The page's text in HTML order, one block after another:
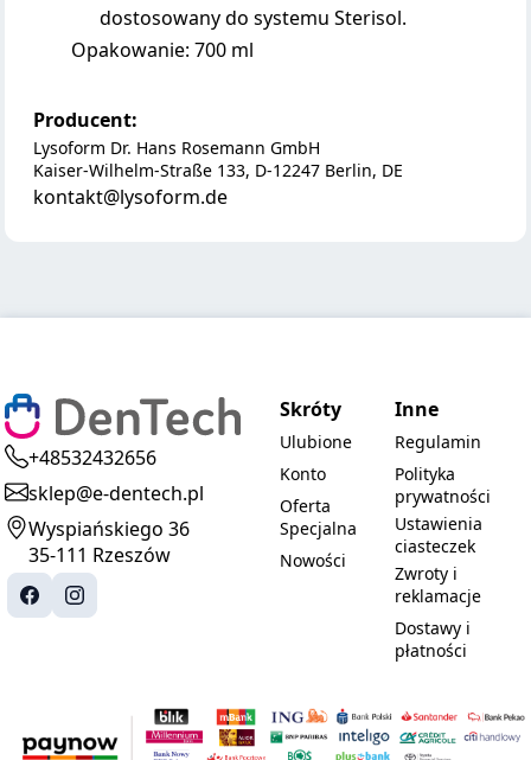
dostosowany do systemu Sterisol.
Opakowanie: 700 ml
Producent:
Lysoform Dr. Hans Rosemann GmbH
Kaiser-Wilhelm-Straße 133, D-12247 Berlin, DE
kontakt@lysoform.de
+48532432656
sklep@e-dentech.pl
Wyspiańskiego 36
35-111 Rzeszów
Skróty
Ulubione
Konto
Oferta
Specjalna
Nowości
Inne
Regulamin
Polityka
prywatności
Ustawienia
ciasteczek
Zwroty i
reklamacje
Dostawy i
płatności